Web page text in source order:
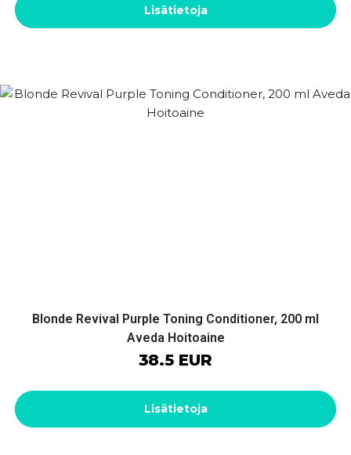
Lisätietoja
Blonde Revival Purple Toning Conditioner, 200 ml
Aveda Hoitoaine
38.5 EUR
Lisätietoja